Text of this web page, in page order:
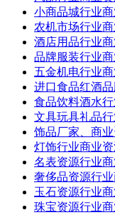
小商品城行业
农机市场行业
酒店用品行业
品牌服装行业
五金机电行业
进口食品红酒
食品饮料酒水
文具玩具礼品
饰品厂家、商
灯饰行业商业
名表资源行业
奢侈品资源行
玉石资源行业
珠宝资源行业